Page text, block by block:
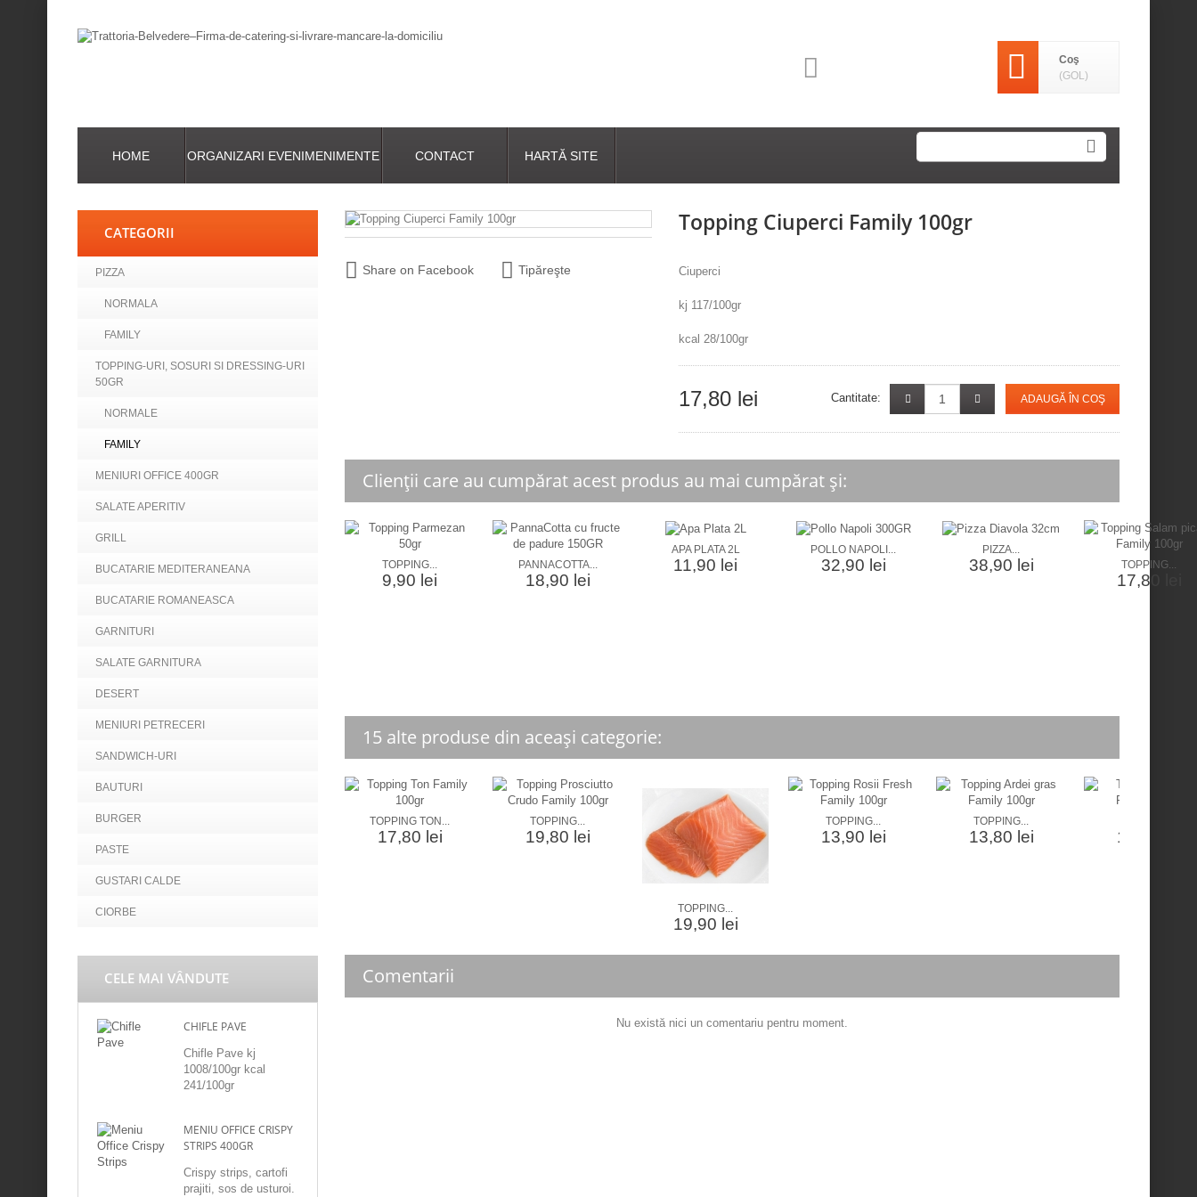
HOME ORGANIZARI EVENIMENIMENTE CONTACT HARTĂ SITE
Coş
(GOL)
CATEGORII
PIZZA
NORMALA
FAMILY
TOPPING-URI, SOSURI SI DRESSING-URI
50GR
NORMALE
FAMILY
MENIURI OFFICE 400GR
SALATE APERITIV
GRILL
BUCATARIE MEDITERANEANA
BUCATARIE ROMANEASCA
GARNITURI
SALATE GARNITURA
DESERT
MENIURI PETRECERI
SANDWICH-URI
BAUTURI
BURGER
PASTE
GUSTARI CALDE
CIORBE
CELE MAI VÂNDUTE
CHIFLE PAVE
Chifle Pave kj
1008/100gr kcal
241/100gr
MENIU OFFICE CRISPY
STRIPS 400GR
Crispy strips, cartofi
prajiti, sos de usturoi.
Share on Facebook Tipăreşte
Topping Ciuperci Family 100gr
Ciuperci
kj 117/100gr
kcal 28/100gr
17,80 lei ADAUGĂ ÎN COŞ
Cantitate:
Clienții care au cumpărat acest produs au mai cumpărat și:
TOPPING...
9,90 lei
PANNACOTTA...
18,90 lei
APA PLATA 2L
11,90 lei
POLLO NAPOLI...
32,90 lei
PIZZA...
38,90 lei TOPPING...
17,80 lei
15 alte produse din aceași categorie:
TOPPING TON...
17,80 lei
TOPPING...
19,80 lei
TOPPING...
19,90 lei
TOPPING...
13,90 lei
TOPPING...
13,80 lei 13,80 lei
Comentarii
Nu există nici un comentariu pentru moment.